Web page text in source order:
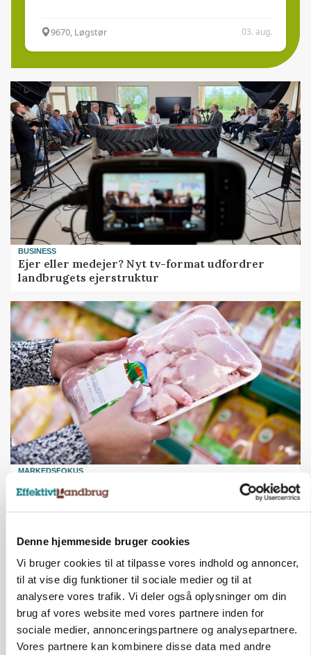
Denne hjemmeside bruger cookies
Vi bruger cookies til at tilpasse vores indhold og annoncer,
til at vise dig funktioner til sociale medier og til at
analysere vores trafik. Vi deler også oplysninger om din
brug af vores website med vores partnere inden for
sociale medier, annonceringspartnere og analysepartnere.
Vores partnere kan kombinere disse data med andre
9670, Løgstør 03. aug.
BUSINESS
Ejer eller medejer? Nyt tv-format udfordrer
landbrugets ejerstruktur
MARKEDSFOKUS
Prisgab på 20 kroner pr. kg vokser: Polsk kylling
presser markedet